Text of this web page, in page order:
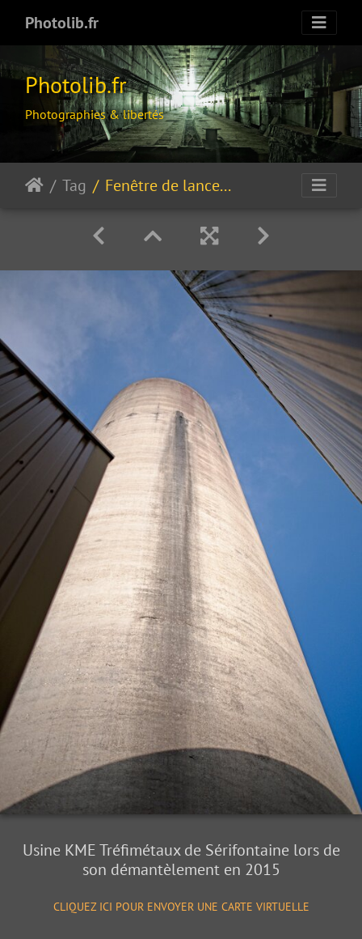
Photolib.fr
Photolib.fr
Photographies & libertés
Tag Fenêtre de lancement...
Usine KME Tréfimétaux de Sérifontaine lors de
son démantèlement en 2015
CLIQUEZ ICI POUR ENVOYER UNE CARTE VIRTUELLE